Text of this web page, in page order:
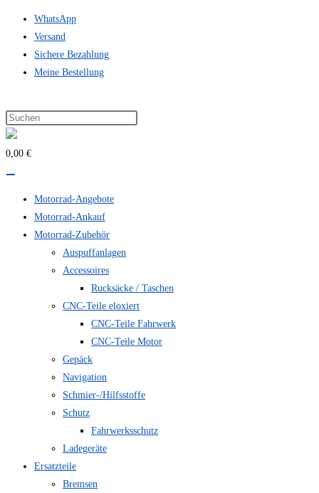
Zum
Inhalt
springen
WhatsApp
Versand
Sichere Bezahlung
Meine Bestellung
0,00 €
Motorrad-Angebote
Motorrad-Ankauf
Motorrad-Zubehör
Auspuffanlagen
Accessoires
Rucksäcke / Taschen
CNC-Teile eloxiert
CNC-Teile Fahrwerk
CNC-Teile Motor
Gepäck
Navigation
Schmier-/Hilfsstoffe
Schutz
Fahrwerksschutz
Ladegeräte
Ersatzteile
Bremsen